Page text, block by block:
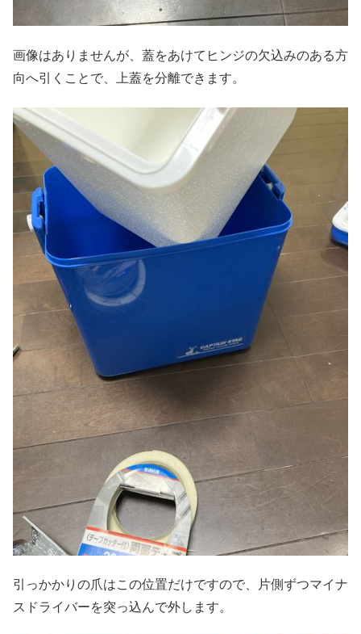
画像はありませんが、蓋をあけてヒンジの欠込みのある方
向へ引くことで、上蓋を分離できます。
引っかかりの爪はこの位置だけですので、片側ずつマイナ
スドライバーを突っ込んで外します。